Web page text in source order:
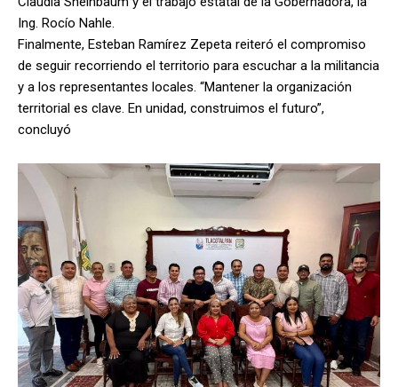
Ing. Rocío Nahle.
Finalmente, Esteban Ramírez Zepeta reiteró el compromiso
de seguir recorriendo el territorio para escuchar a la militancia
y a los representantes locales. “Mantener la organización
territorial es clave. En unidad, construimos el futuro”,
concluyó